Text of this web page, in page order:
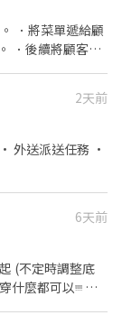
．將菜單遞給顧
．後續將顧客點
2天前
外送派送任務 •
6天前